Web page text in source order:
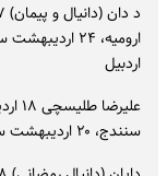
اردبیل
سنندج، ۲۰ اردیبهشت سانس‌های ۱۹:۳۰ و ۲۲:۳۰ در سینما سپهر ساری